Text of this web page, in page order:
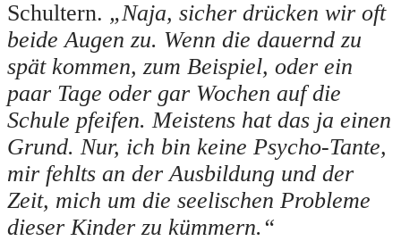
Schultern. „Naja, sicher drücken wir oft
beide Augen zu. Wenn die dauernd zu
spät kommen, zum Beispiel, oder ein
paar Tage oder gar Wochen auf die
Schule pfeifen. Meistens hat das ja einen
Grund. Nur, ich bin keine Psycho-Tante,
mir fehlts an der Ausbildung und der
Zeit, mich um die seelischen Probleme
dieser Kinder zu kümmern.“